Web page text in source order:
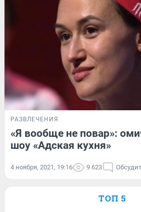
РАЗВЛЕЧЕНИЯ
«Я вообще не повар»:
шоу «Адская кухня»
4 ноября, 2021, 19:16 9 623
ТОП 5